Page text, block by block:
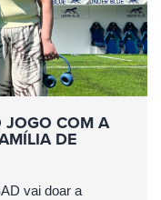
JOGO COM A
DE
vai doar a